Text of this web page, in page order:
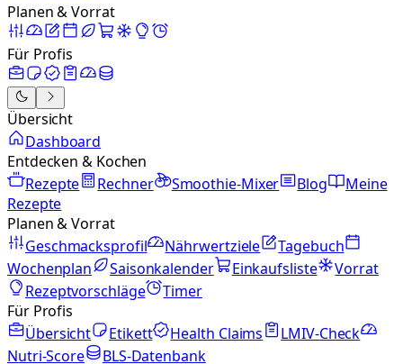
Planen & Vorrat
Für Profis
Übersicht
Dashboard
Entdecken & Kochen
Rezepte
Rechner Smoothie-Mixer Blog
Meine
Rezepte
Planen & Vorrat
Geschmacksprofil
Nährwertziele
Tagebuch
Wochenplan
Saisonkalender Einkaufsliste
Vorrat
Rezeptvorschläge
Timer
Für Profis
Übersicht
Etikett Health Claims
LMIV-Check
Nutri-Score
BLS-Datenbank